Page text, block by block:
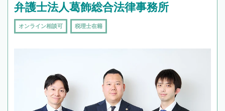
弁護士法人葛飾総合法律事務所
オンライン相談可 税理士在籍